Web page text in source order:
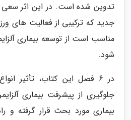
تدوین شده است. در این اثر سعی
جدید که ترکیبی از فعالیت های
مناسب است از توسعه بیماری
شود.
در 6 فصل این کتاب، تأثیر
جلوگیری از پیشرفت بیماری
بیماری مورد بحث قرار گرفته و